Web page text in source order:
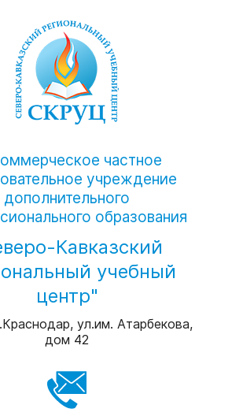
частное
учреждение
дополнительного
образования
Кавказский
учебный
центр"
ул.им. Атарбекова,
дом 42